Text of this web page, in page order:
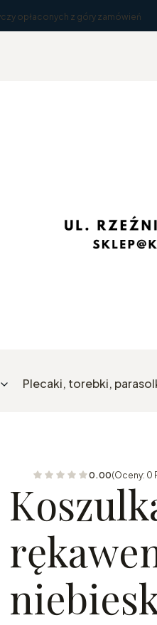
opłaconych z góry zamówień
Plecaki, torebki,
0.00(Oceny: 0